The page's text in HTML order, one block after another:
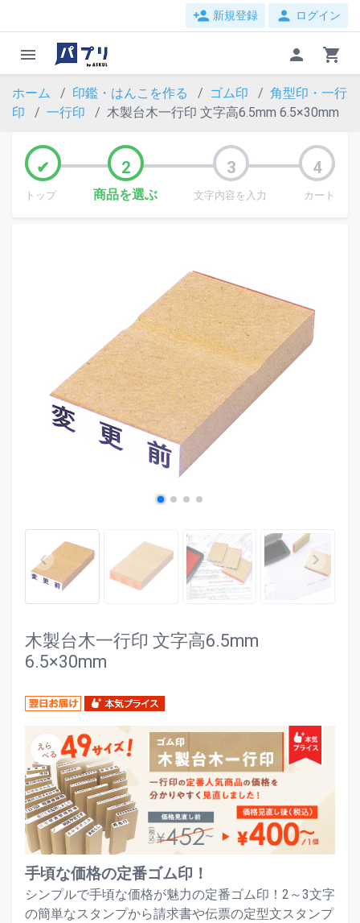
person_add 新規登録 person ログイン
menu person shopping_cart
ホーム 印鑑・はんこを作る ゴム印
角型印・一行
印
一行印 木製台木一行印 文字高6.5mm 6.5×30mm
トップ 商品を選ぶ 文字内容を入力 カート
keyboard_arrow_left keyboard_arrow_right
木製台木一行印 文字高6.5mm
6.5×30mm
手頃な価格の定番ゴム印！
シンプルで手頃な価格が魅力の定番ゴム印！2～3文字
の簡単なスタンプから請求書や伝票の定型文スタンプ